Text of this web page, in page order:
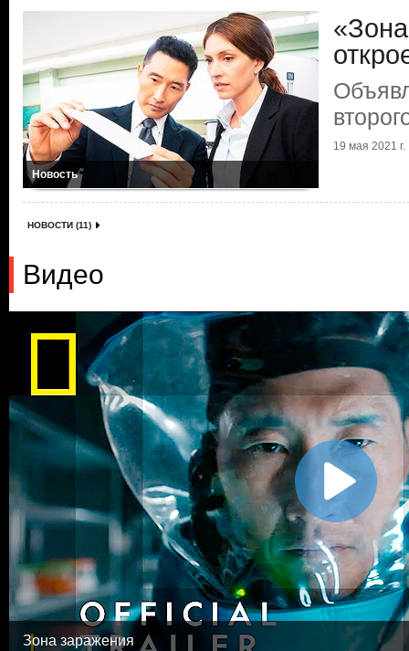
Новость
19 мая 2021 г.
НОВОСТИ (11)
Видео
Зона заражения